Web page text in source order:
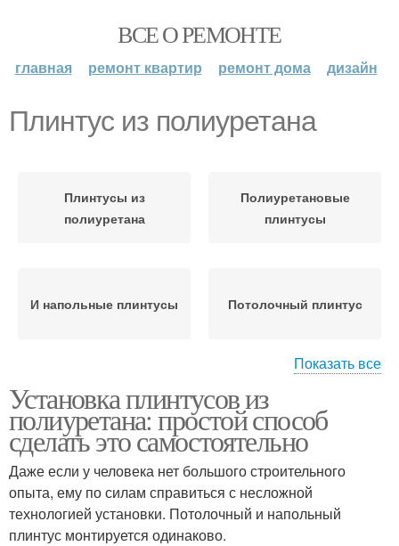
ВСЕ О РЕМОНТЕ
главная ремонт квартир ремонт дома дизайн
Плинтус из полиуретана
Плинтусы из
полиуретана
Полиуретановые
плинтусы
И напольные плинтусы Потолочный плинтус
Напольный плинтус Плинтус на шпаклевку
Плинтус в углах Плинтус на кривые
Показать все
Установка плинтусов из
полиуретана: простой способ
сделать это самостоятельно
Даже если у человека нет большого строительного
опыта, ему по силам справиться с несложной
технологией установки. Потолочный и напольный
плинтус монтируется одинаково.